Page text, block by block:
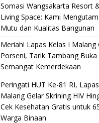
Somasi Wangsakarta Resort
Living Space: Kami
Mutu dan Kualitas Bangunan
Meriah! Lapas Kelas I Malang
Porseni, Tarik Tambang Buka
Semangat Kemerdekaan
Peringati HUT Ke-81 RI, Lapas
Malang Gelar Skrining HIV
Cek Kesehatan Gratis untuk
Warga Binaan